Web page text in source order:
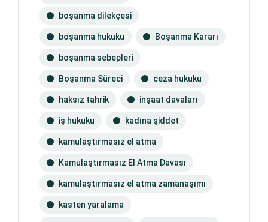
boşanma dilekçesi
boşanma hukuku Boşanma Kararı
boşanma sebepleri
Boşanma Süreci ceza hukuku
haksız tahrik inşaat davaları
iş hukuku kadına şiddet
kamulaştırmasız el atma
Kamulaştırmasız El Atma Davası
kamulaştırmasız el atma zamanaşımı
kasten yaralama